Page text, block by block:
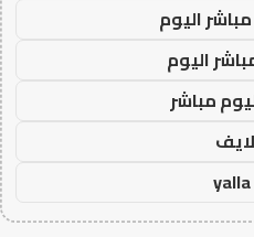
اليوم
اليوم
مباشر